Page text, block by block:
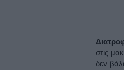
στις
δεν